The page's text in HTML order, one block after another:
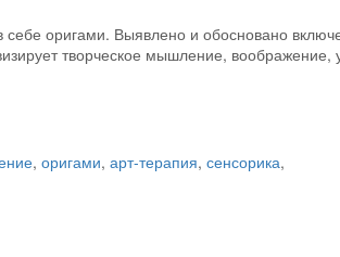
себе оригами. Выявлено и обосновано
творческое мышление, воображение,
, оригами, арт-терапия, сенсорика,